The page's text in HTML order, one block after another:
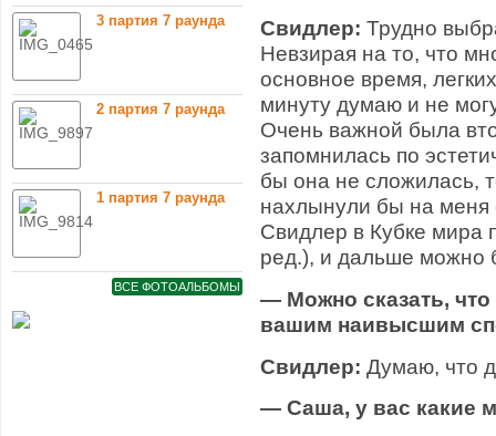
Свидлер: Трудно
Невзирая на то, что
основное время,
минуту думаю и не
Очень важной была
запомнилась по
бы она не сложилась,
нахлынули бы на меня
Свидлер в Кубке мира
ред.), и дальше можно
— Можно сказать, что
вашим наивысшим
Свидлер: Думаю, что
— Саша, у вас какие
3 партия 7 раунда
2 партия 7 раунда
1 партия 7 раунда
ВСЕ ФОТОАЛЬБОМЫ